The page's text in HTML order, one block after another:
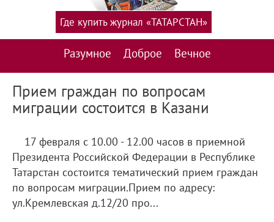
Разумное Доброе Вечное
Где купить журнал «ТАТАРСТАН»
Прием граждан по вопросам
миграции состоится в Казани
17 февраля с 10.00 - 12.00 часов в приемной
Президента Российской Федерации в Республике
Татарстан состоится тематический прием граждан
по вопросам миграции.Прием по адресу:
ул.Кремлевская д.12/20 про...